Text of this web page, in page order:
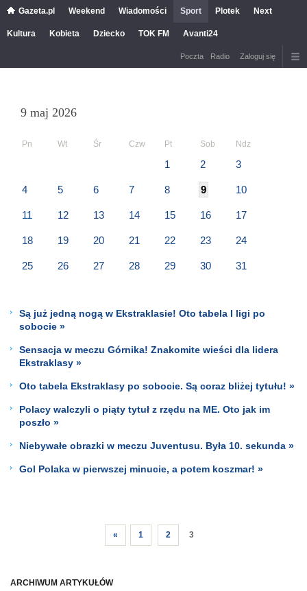
Gazeta.pl Weekend Wiadomości Sport Plotek Next
Kultura Kobieta Dziecko TOK FM Avanti24
Poczta Radio Zaloguj się
ARCHIWUM ARTYKUŁÓW
9 maj 2026
Pn Wt Śr Czw Pt Sob Ndz
1 2 3
4 5 6 7 8 9 10
11 12 13 14 15 16 17
18 19 20 21 22 23 24
25 26 27 28 29 30 31
Są już jedną nogą w Ekstraklasie! Oto tabela I ligi po
sobocie »
Sensacja w meczu Górnika! Znakomite wieści dla lidera
Ekstraklasy »
Oto tabela Ekstraklasy po sobocie. Są coraz bliżej tytułu! »
Polacy walczyli o piąty tytuł z rzędu na ME. Oto jak im
poszło »
Niebywałe obrazki w meczu Juventusu. Była 10. sekunda »
Gol Polaka w pierwszej minucie, a potem koszmar! »
« 1 2 3